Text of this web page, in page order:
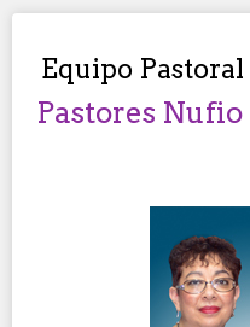
Equipo Pastoral
Pastores Nufio